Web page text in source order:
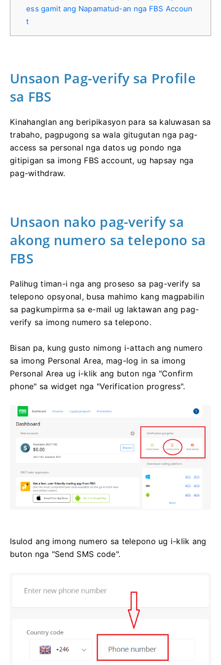
ess gamit ang Napamatud-an nga FBS Accoun
t
Unsaon Pag-verify sa Profile
sa FBS
Kinahanglan ang beripikasyon para sa kaluwasan sa
trabaho, pagpugong sa wala gitugutan nga pag-
access sa personal nga datos ug pondo nga
gitipigan sa imong FBS account, ug hapsay nga
pag-withdraw.
Unsaon nako pag-verify sa
akong numero sa telepono sa
FBS
Palihug timan-i nga ang proseso sa pag-verify sa
telepono opsyonal, busa mahimo kang magpabilin
sa pagkumpirma sa e-mail ug laktawan ang pag-
verify sa imong numero sa telepono.
Bisan pa, kung gusto nimong i-attach ang numero
sa imong Personal Area, mag-log in sa imong
Personal Area ug i-klik ang buton nga "Confirm
phone" sa widget nga "Verification progress".
Isulod ang imong numero sa telepono ug i-klik ang
buton nga "Send SMS code".